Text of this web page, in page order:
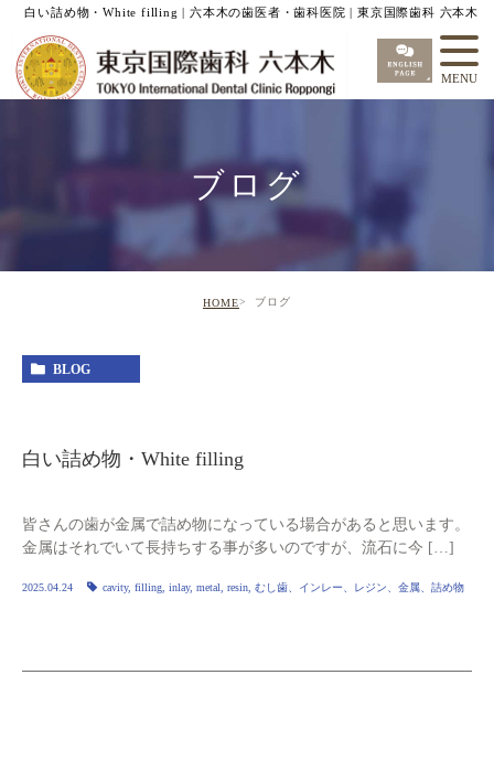
白い詰め物・White filling | 六本木の歯医者・歯科医院 | 東京国際歯科 六本木
ブログ
HOME ブログ
BLOG
白い詰め物・White filling
皆さんの歯が金属で詰め物になっている場合があると思います。
金属はそれでいて長持ちする事が多いのですが、流石に今 […]
2025.04.24 cavity, filling inlay, metal resin むし歯、インレー、レジン、金属、詰め物